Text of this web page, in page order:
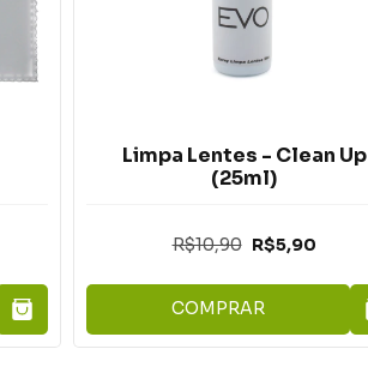
Limpa Lentes - Clean Up
(25ml)
R$10,90 R$5,90
COMPRAR